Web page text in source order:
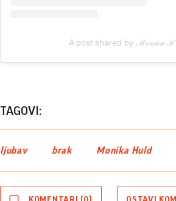
A post shared by ℳ𝑜𝓃𝒾𝒸𝒶
TAGOVI:
ljubav brak Monika Huld